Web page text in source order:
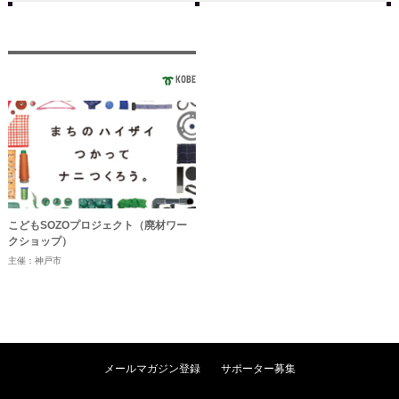
KOBE
こどもSOZOプロジェクト（廃材ワー
クショップ）
主催：神戸市
メールマガジン登録 サポーター募集